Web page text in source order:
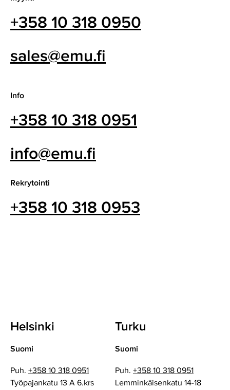
+358 10 318 0950
sales@emu.fi
Info
+358 10 318 0951
info@emu.fi
Rekrytointi
+358 10 318 0953
Helsinki
Suomi
Puh. +358 10 318 0951
Työpajankatu 13 A 6.krs
Turku
Suomi
Puh. +358 10 318 0951
Lemminkäisenkatu 14-18